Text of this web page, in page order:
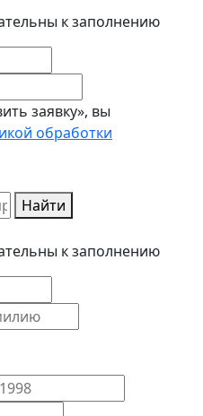
к заполнению
заявку», вы
обработки
Найти
к заполнению